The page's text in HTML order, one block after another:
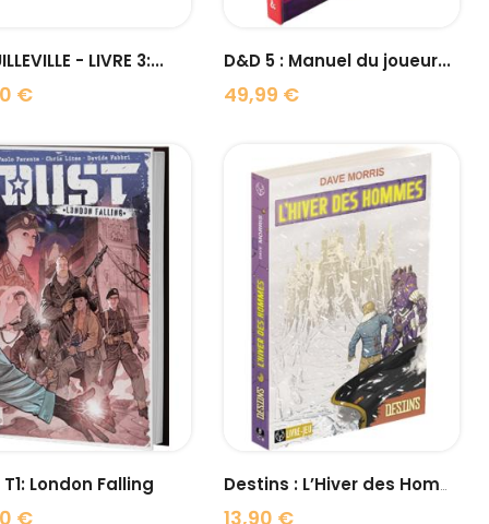
- LIVRE 3:...
€
D&D 5 : Manuel du joueur...
49,99 €
Prix
visibility
T1: London Falling
€
visibility
Destins : L’Hiver des Hommes
13,90 €